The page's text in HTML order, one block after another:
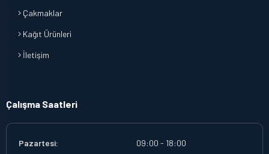
Çakmaklar
Kağıt Ürünleri
İletişim
Çalışma Saatleri
Pazartesi: 09:00 - 18:00